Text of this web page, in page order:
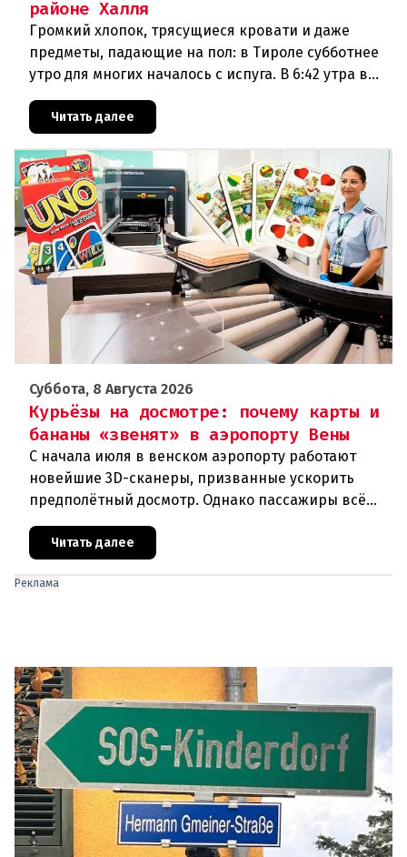
районе Халля
Громкий хлопок, трясущиеся кровати и даже
предметы, падающие на пол: в Тироле субботнее
утро для многих началось с испуга. В 6:42 утра в
сейсмологовПо данны
Читать далее
Суббота, 8 Августа 2026
Курьёзы на досмотре: почему карты и
бананы «звенят» в аэропорту Вены
С начала июля в венском аэропорту работают
новейшие 3D-сканеры, призванные ускорить
предполётный досмотр. Однако пассажиры всё
отправляют на дополнительную пров
Читать далее
Реклама